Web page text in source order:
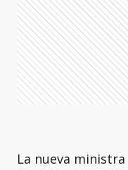
La nueva